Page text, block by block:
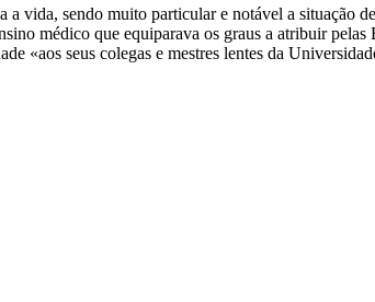
vida, sendo muito particular e notável a situação
médico que equiparava os graus a atribuir
«aos seus colegas e mestres lentes da